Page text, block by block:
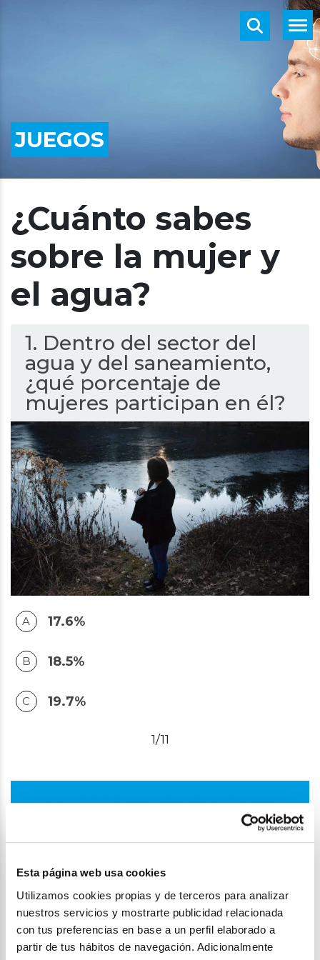
Esta página web usa cookies
Utilizamos cookies propias y de terceros para analizar
nuestros servicios y mostrarte publicidad relacionada
con tus preferencias en base a un perfil elaborado a
partir de tus hábitos de navegación. Adicionalmente
JUEGOS
¿Cuánto sabes
sobre la mujer y
el agua?
1/11
1. Dentro del sector del
agua y del saneamiento,
¿qué porcentaje de
mujeres participan en él?
17.6%
18.5%
19.7%
¡SUSCRÍBETE AHORA!
Aquae ODS